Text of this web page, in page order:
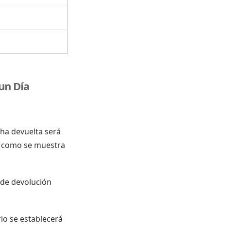
Día
devuelta será
como se muestra
devolución
se establecerá